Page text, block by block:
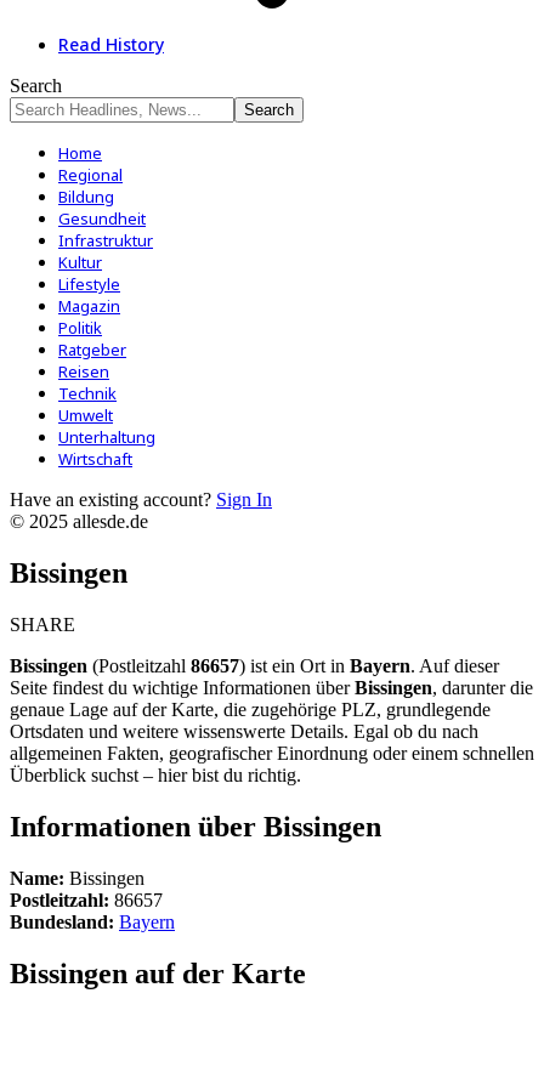
Read History
Search
Home
Regional
Bildung
Gesundheit
Infrastruktur
Kultur
Lifestyle
Magazin
Politik
Ratgeber
Reisen
Technik
Umwelt
Unterhaltung
Wirtschaft
Have an existing account? Sign In
© 2025 allesde.de
Bissingen
SHARE
Bissingen (Postleitzahl 86657) ist ein Ort in Bayern. Auf dieser
Seite findest du wichtige Informationen überBissingen, darunter die
genaue Lage auf der Karte, die zugehörige PLZ, grundlegende
Ortsdaten und weitere wissenswerte Details. Egal ob du nach
allgemeinen Fakten, geografischer Einordnung oder einem schnellen
Überblick suchst – hier bist du richtig.
Informationen über Bissingen
Name: Bissingen
Postleitzahl: 86657
Bundesland: Bayern
Bissingen auf der Karte